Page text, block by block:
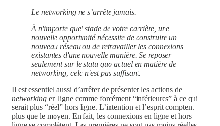
Le networking ne s’arrête jamais.
À n'importe quel stade de votre carrière, une
nouvelle opportunité nécessite de construire un
nouveau réseau ou de retravailler les connexions
existantes d'une nouvelle manière. Se reposer
seulement sur le statu quo actuel en matière de
networking, cela n'est pas suffisant.
Il est essentiel aussi d’arrêter de présenter les actions de
networking en ligne comme forcément “inférieures” à ce qui
serait plus “réel” hors ligne. L’intention et l’esprit comptent
plus que le moyen. En fait, les connexions en ligne et hors